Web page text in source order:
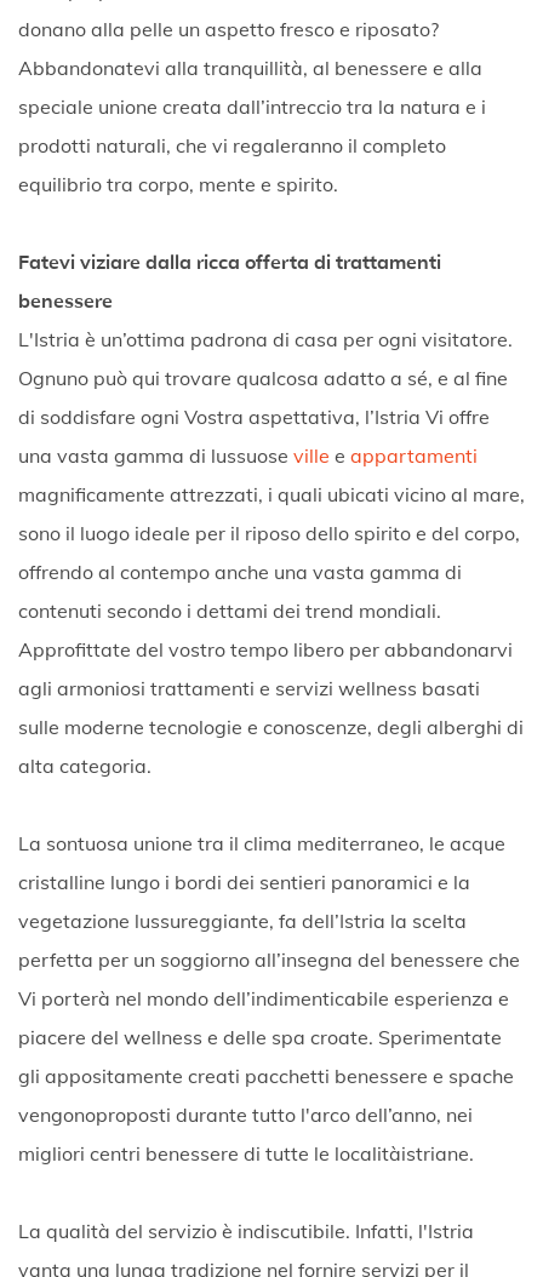
donano alla pelle un aspetto fresco e riposato?
Abbandonatevi alla tranquillità, al benessere e alla
speciale unione creata dall’intreccio tra la natura e i
prodotti naturali, che vi regaleranno il completo
equilibrio tra corpo, mente e spirito.
Fatevi viziare dalla ricca offerta di trattamenti
benessere
L'Istria è un’ottima padrona di casa per ogni visitatore.
Ognuno può qui trovare qualcosa adatto a sé, e al fine
di soddisfare ogni Vostra aspettativa, l’Istria Vi offre
una vasta gamma di lussuose ville e appartamenti
magnificamente attrezzati, i quali ubicati vicino al mare,
sono il luogo ideale per il riposo dello spirito e del corpo,
offrendo al contempo anche una vasta gamma di
contenuti secondo i dettami dei trend mondiali.
Approfittate del vostro tempo libero per abbandonarvi
agli armoniosi trattamenti e servizi wellness basati
sulle moderne tecnologie e conoscenze, degli alberghi di
alta categoria.
La sontuosa unione tra il clima mediterraneo, le acque
cristalline lungo i bordi dei sentieri panoramici e la
vegetazione lussureggiante, fa dell’Istria la scelta
perfetta per un soggiorno all’insegna del benessere che
Vi porterà nel mondo dell’indimenticabile esperienza e
piacere del wellness e delle spa croate. Sperimentate
gli appositamente creati pacchetti benessere e spache
vengonoproposti durante tutto l'arco dell’anno, nei
migliori centri benessere di tutte le localitàistriane.
La qualità del servizio è indiscutibile. Infatti, l'Istria
vanta una lunga tradizione nel fornire servizi per il